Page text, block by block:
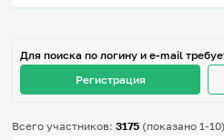
Стихи
Школа наставников
Секреты кода
Для поиска по логину и e-mail
Регистрация
Всего участников:3175 (показано 1-10)